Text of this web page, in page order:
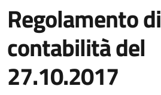
Regolamento di
contabilità del
27.10.2017